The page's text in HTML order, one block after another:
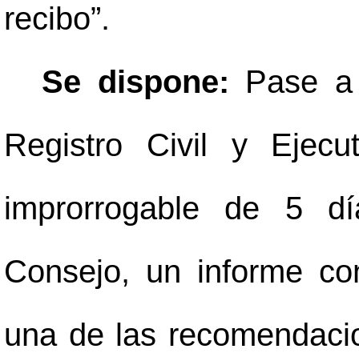
recibo”.
Se dispone: Pase
Registro Civil y
improrrogable de 5
Consejo, un informe
una de las